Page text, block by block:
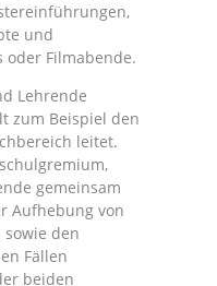
und
oder Filmabende.
Lehrende
zum Beispiel den
leitet.
gemeinsam
Aufhebung von
sowie den
Fällen
beiden